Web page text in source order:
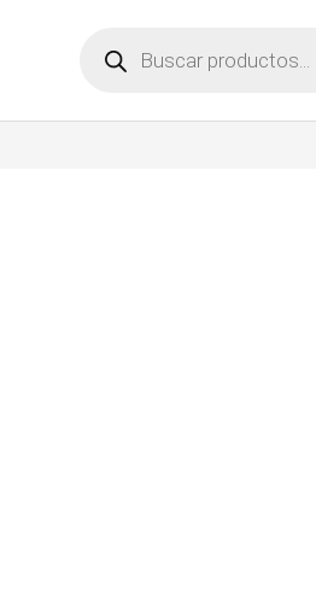
productos